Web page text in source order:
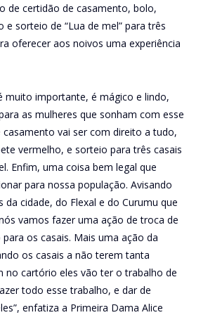
de certidão de casamento, bolo,
e sorteio de “Lua de mel” para três
oferecer aos noivos uma experiência
muito importante, é mágico e lindo,
as mulheres que sonham com esse
casamento vai ser com direito a tudo,
vermelho, e sorteio para três casais
Enfim, uma coisa bem legal que
para nossa população. Avisando
da cidade, do Flexal e do Curumu que
vamos fazer uma ação de troca de
os casais. Mais uma ação da
os casais a não terem tanta
no cartório eles vão ter o trabalho de
todo esse trabalho, e dar de
enfatiza a Primeira Dama Alice